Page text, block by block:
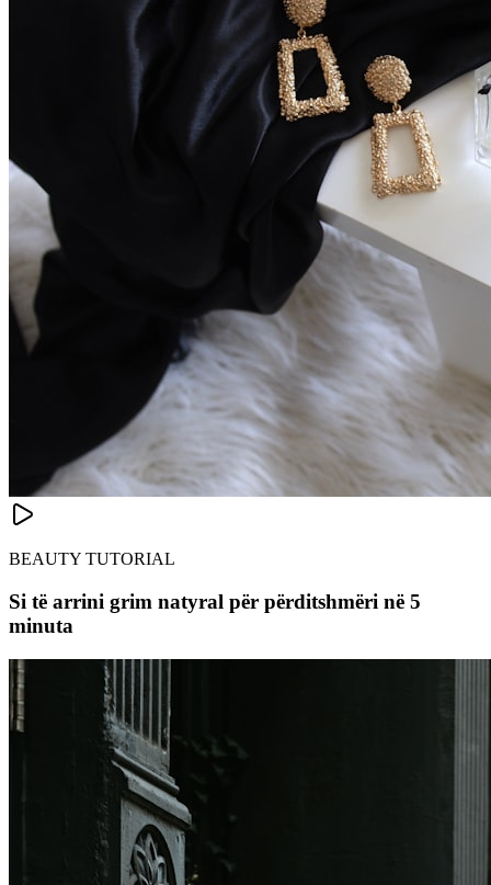
BEAUTY TUTORIAL
Si të arrini grim natyral për përditshmëri në 5
minuta